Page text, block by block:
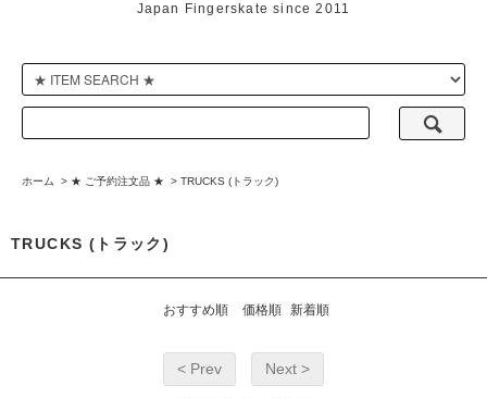
Japan Fingerskate since 2011
ホーム > ★ ご予約注文品 ★ > TRUCKS (トラック)
TRUCKS (トラック)
おすすめ順 価格順 新着順
< Prev Next >